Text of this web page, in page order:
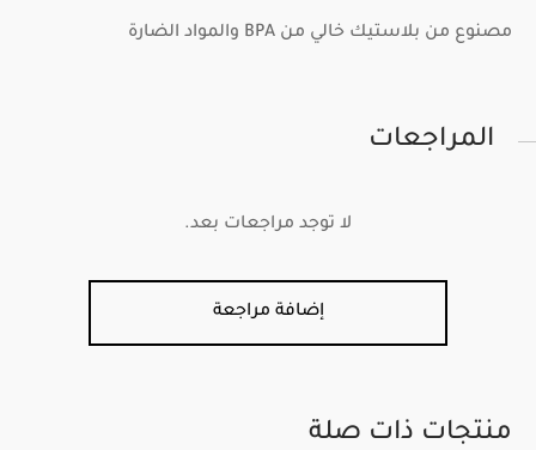
مصنوع من بلاستيك خالي من BPA والمواد الضارة
المراجعات
لا توجد مراجعات بعد.
إضافة مراجعة
منتجات ذات صلة